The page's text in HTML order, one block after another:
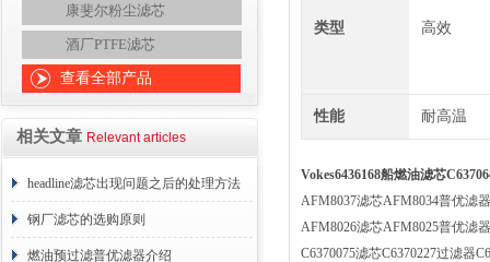
康斐尔粉尘滤芯
酒厂PTFE滤芯
查看全部产品
相关文章 Relevant articles
headline滤芯出现问题之后的处理方法
分享
钢厂滤芯的选购原则
燃油预过滤普优滤器介绍
类型 高效
性能 耐高温
Vokes6436168船燃油滤芯
AFM8037滤芯AFM8034普优滤
AFM8026滤芯AFM8025普优滤
C6370075滤芯C6370227过滤器